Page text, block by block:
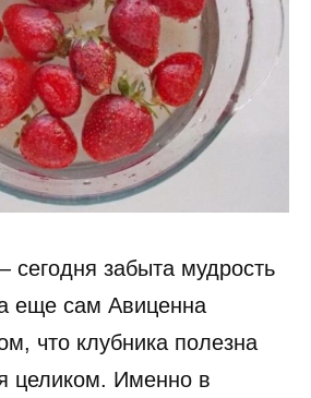
забыта мудрость
еще сам Авиценна
что клубника полезна
целиком. Именно в